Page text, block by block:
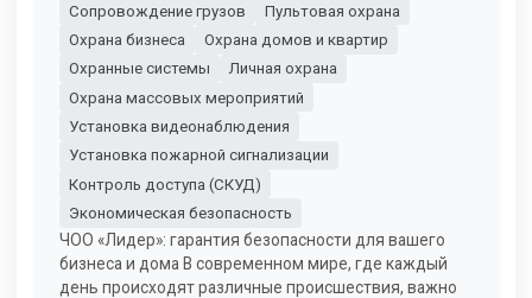
Сопровождение грузов
Пультовая охрана
Охрана бизнеса
Охрана домов и квартир
Охранные системы
Личная охрана
Охрана массовых мероприятий
Установка видеонаблюдения
Установка пожарной сигнализации
Контроль доступа (СКУД)
Экономическая безопасность
ЧОО «Лидер»: гарантия безопасности для вашего
бизнеса и дома В современном мире, где каждый
день происходят различные происшествия, важно